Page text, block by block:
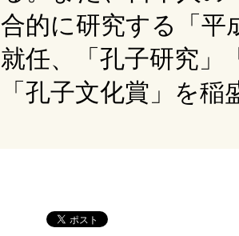
合的に研究する「平
就任、「孔子研究」
「孔子文化賞」を